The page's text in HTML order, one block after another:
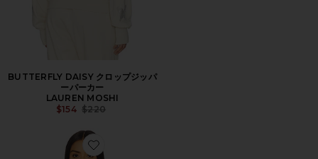
BUTTERFLY DAISY クロップジッパ
ーパーカー
LAUREN MOSHI
$154 Previous price:
$220
Favorite COWBOY パーカー